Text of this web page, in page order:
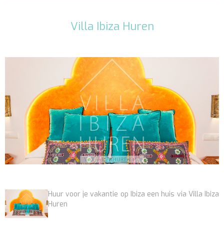
Villa Ibiza Huren
Huur voor je vakantie op Ibiza een huis via Villa Ibiza
Huren